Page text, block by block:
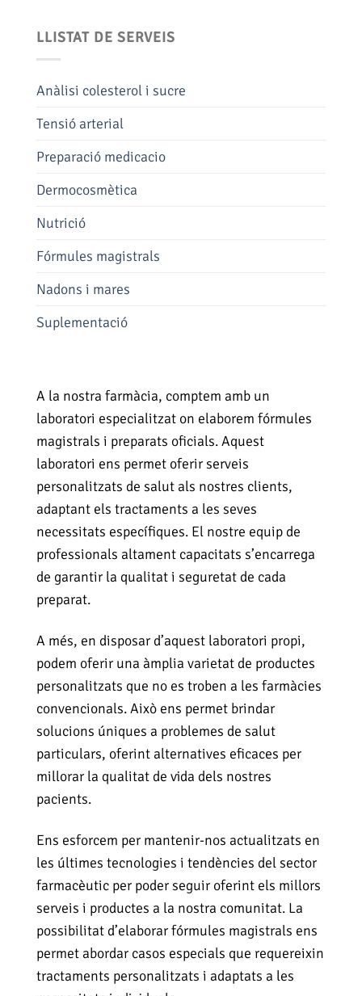
LLISTAT DE SERVEIS
Anàlisi colesterol i sucre
Tensió arterial
Preparació medicacio
Dermocosmètica
Nutrició
Fórmules magistrals
Nadons i mares
Suplementació
A la nostra farmàcia, comptem amb un
laboratori especialitzat on elaborem fórmules
magistrals i preparats oficials. Aquest
laboratori ens permet oferir serveis
personalitzats de salut als nostres clients,
adaptant els tractaments a les seves
necessitats específiques. El nostre equip de
professionals altament capacitats s’encarrega
de garantir la qualitat i seguretat de cada
preparat.
A més, en disposar d’aquest laboratori propi,
podem oferir una àmplia varietat de productes
personalitzats que no es troben a les farmàcies
convencionals. Això ens permet brindar
solucions úniques a problemes de salut
particulars, oferint alternatives eficaces per
millorar la qualitat de vida dels nostres
pacients.
Ens esforcem per mantenir-nos actualitzats en
les últimes tecnologies i tendències del sector
farmacèutic per poder seguir oferint els millors
serveis i productes a la nostra comunitat. La
possibilitat d’elaborar fórmules magistrals ens
permet abordar casos especials que requereixin
tractaments personalitzats i adaptats a les